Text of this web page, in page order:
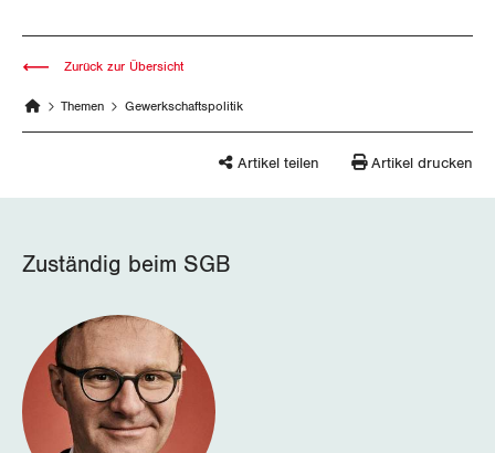
Themen Gewerkschaftspolitik
Zurück zur Übersicht
Artikel teilen Artikel drucken
Zuständig beim SGB